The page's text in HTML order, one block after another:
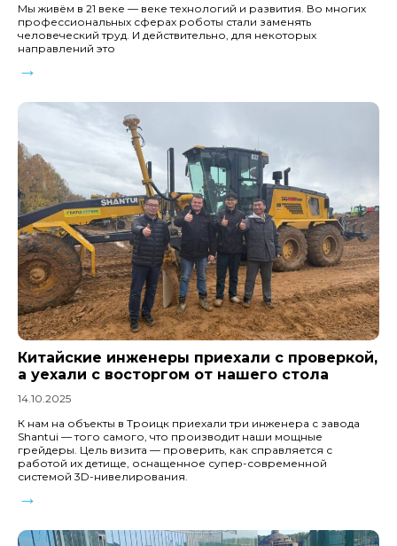
Мы живём в 21 веке — веке технологий и развития. Во многих
профессиональных сферах роботы стали заменять
человеческий труд. И действительно, для некоторых
направлений это
→
Китайские инженеры приехали с проверкой,
а уехали с восторгом от нашего стола
14.10.2025
К нам на объекты в Троицк приехали три инженера с завода
Shantui — того самого, что производит наши мощные
грейдеры. Цель визита — проверить, как справляется с
работой их детище, оснащенное супер-современной
системой 3D-нивелирования.
→